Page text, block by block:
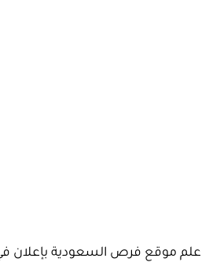
علم موقع فرص السعودية بإعلان